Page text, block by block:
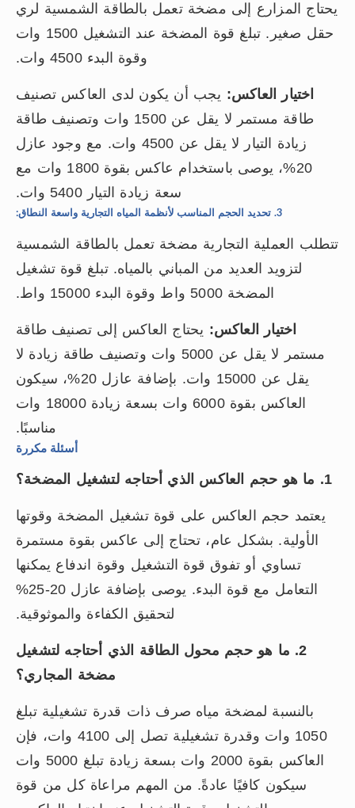
يحتاج المزارع إلى مضخة تعمل بالطاقة الشمسية لري
حقل صغير. تبلغ قوة المضخة عند التشغيل 1500 وات
وقوة البدء 4500 وات.
اختيار العاكس: يجب أن يكون لدى العاكس تصنيف
طاقة مستمر لا يقل عن 1500 وات وتصنيف طاقة
زيادة التيار لا يقل عن 4500 وات. مع وجود عازل
20%، يوصى باستخدام عاكس بقوة 1800 وات مع
سعة زيادة التيار 5400 وات.
3. تحديد الحجم المناسب لأنظمة المياه التجارية واسعة النطاق:
تتطلب العملية التجارية مضخة تعمل بالطاقة الشمسية
لتزويد العديد من المباني بالمياه. تبلغ قوة تشغيل
المضخة 5000 واط وقوة البدء 15000 واط.
اختيار العاكس: يحتاج العاكس إلى تصنيف طاقة
مستمر لا يقل عن 5000 وات وتصنيف طاقة زيادة لا
يقل عن 15000 وات. بإضافة عازل 20%، سيكون
العاكس بقوة 6000 وات بسعة زيادة 18000 وات
مناسبًا.
أسئلة مكررة
1. ما هو حجم العاكس الذي أحتاجه لتشغيل المضخة؟
يعتمد حجم العاكس على قوة تشغيل المضخة وقوتها
الأولية. بشكل عام، تحتاج إلى عاكس بقوة مستمرة
تساوي أو تفوق قوة التشغيل وقوة اندفاع يمكنها
التعامل مع قوة البدء. يوصى بإضافة عازل 20-25%
لتحقيق الكفاءة والموثوقية.
2. ما هو حجم محول الطاقة الذي أحتاجه لتشغيل
مضخة المجاري؟
بالنسبة لمضخة مياه صرف ذات قدرة تشغيلية تبلغ
1050 وات وقدرة تشغيلية تصل إلى 4100 وات، فإن
العاكس بقوة 2000 وات بسعة زيادة تبلغ 5000 وات
سيكون كافيًا عادةً. من المهم مراعاة كل من قوة